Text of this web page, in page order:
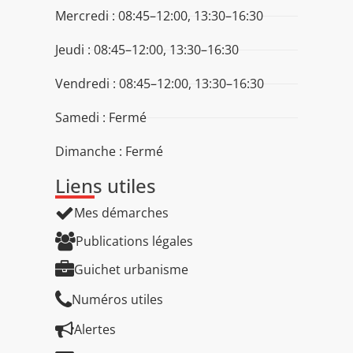
Mercredi : 08:45–12:00, 13:30–16:30
Jeudi : 08:45–12:00, 13:30–16:30
Vendredi : 08:45–12:00, 13:30–16:30
Samedi : Fermé
Dimanche : Fermé
Liens utiles
Mes démarches
Publications légales
Guichet urbanisme
Numéros utiles
Alertes